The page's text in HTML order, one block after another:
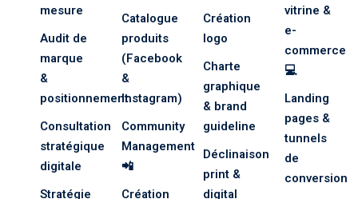
mesure
Audit de
marque
&
positionnement
Consultation
stratégique
digitale
Stratégie
Catalogue
produits
(Facebook
&
Instagram)
Community
Management
📲
Création
Création
logo
Charte
graphique
& brand
guideline
Déclinaison
print &
digital
vitrine &
e-
commerce
💻
Landing
pages &
tunnels
de
conversion